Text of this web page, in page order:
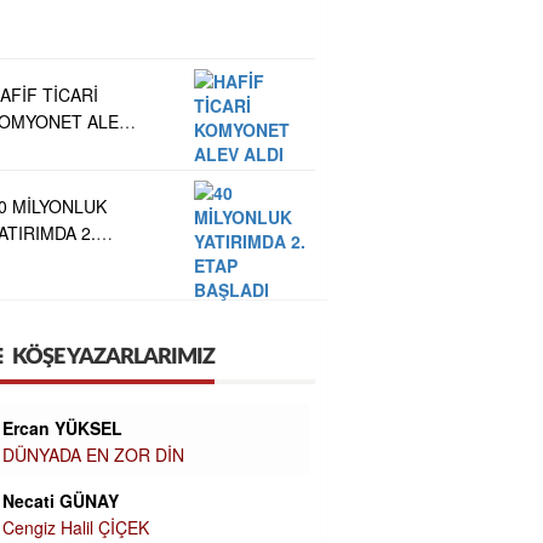
TİCARİ
ALEV
MİLYONLUK
2.
KÖŞE YAZARLARIMIZ
Ercan YÜKSEL
DÜNYADA EN ZOR DİN
Necati GÜNAY
Cengiz Halil ÇİÇEK